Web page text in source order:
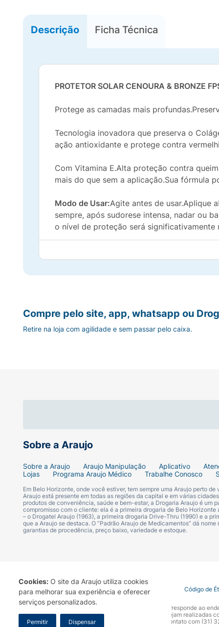
Cookies: O site da Araujo utiliza cookies
para melhorar sua experiência e oferecer
serviços personalizados.
Permitir Dispensar
Descrição Ficha Técnica
PROTETOR SOLAR CENOURA & BRONZE
Protege as camadas mais
Tecnologia inovadora que preserva o
ação antioxidante e protege contra
Com Vitamina E.Alta proteção contra
mais do que sem a aplicação.Sua fórmula
Modo de Usar:Agite antes de usar.Aplique
sempre, após sudorese intensa, nadar ou
o nível de proteção será
Sobre a Araujo
Sobre a Araujo Araujo Manipulação Aplicativo
Lojas
Programa Araujo Médico Trabalhe Conosco
Em Belo Horizonte, onde você estiver, tem sempre uma Araujo perto
Araujo está presente em todas as regiões da capital e em várias
produtos de conveniência, saúde e bem-estar, a Drogaria Araujo é um
compromisso com o cliente: ela é a primeira drogaria de Belo
– o Drogatel Araujo (1963), a primeira drogaria Drive-Thru (1990) e a
que a Araujo se destaca. O “Padrão Araujo de Medicamentos” dá
garantias de procedência, preço baixo, variedade e estoque.
Compre pelo site, app, whatsapp ou
Retire na loja com agilidade e sem passar pelo caixa.
Termo de Uso Portal da Privacidade Covid-19 Código de
A Drogaria Araujo S/A informa que o seu site oficial corresponde ao
marca. Para sua segurança recomendamos que não sejam realizadas
Araujo S.A. Em caso de dúvidas, gentileza entrar em contato com (31)